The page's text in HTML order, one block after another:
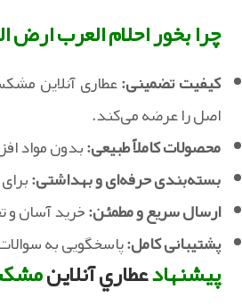
چرا بخور احلام العرب ارض
کیفیت تضمینی:عطاری آنلاین
اصل را عرضه می‌کند.
محصولات کاملاً طبیعی:بدون مواد
بسته‌بندی حرفه‌ای و بهداشتی:
ارسال سریع و مطمئن:خرید آسان و
پشتیبانی کامل:پاسخگویی به
پيشنهادعطاري آنلاين